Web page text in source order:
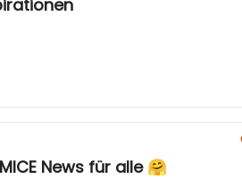
News für alle 🤗